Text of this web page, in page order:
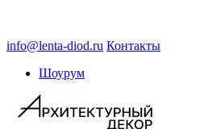
info@lenta-diod.ru Контакты
Шоурум